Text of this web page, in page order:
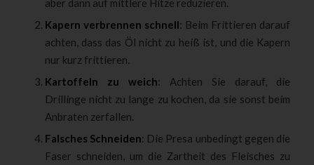
aber dann auf mittlere Hitze reduzieren.
Kapern verbrennen schnell: Beim Frittieren darauf
achten, dass das Öl nicht zu heiß ist, und die Kapern
nur kurz frittieren.
Kartoffeln zu weich: Achten Sie darauf, die
Drillinge nicht zu lange zu kochen, da sie sonst beim
Anbraten zerfallen.
Falsches Schneiden: Die Presa unbedingt gegen die
Faser schneiden, um die Zartheit des Fleisches zu